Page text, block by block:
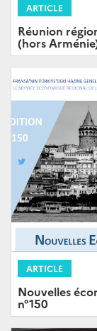
ARTICLE
Réunion
(hors
ARTICLE
Nouvelles
n°150